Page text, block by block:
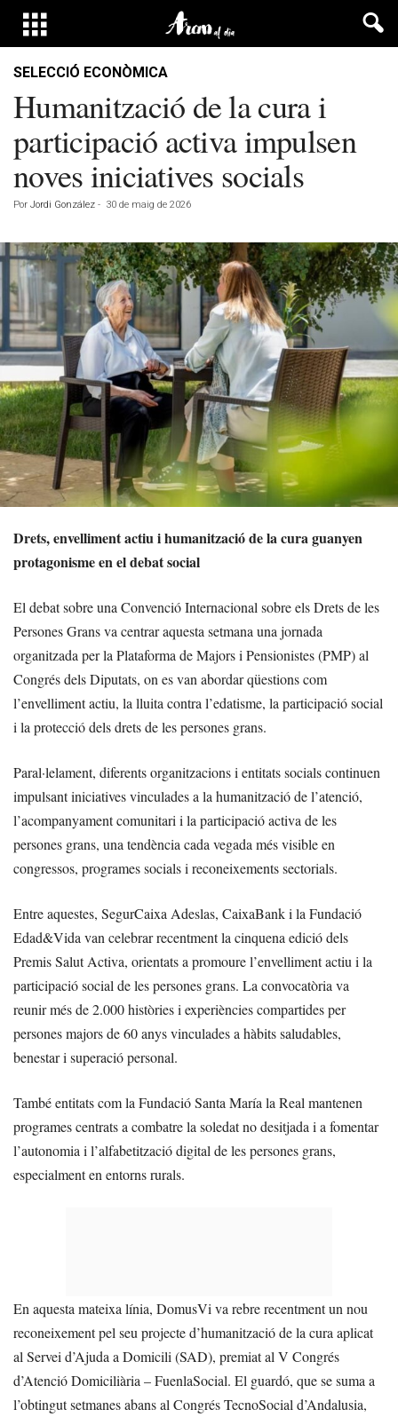
SELECCIÓ ECONÒMICA
Humanització de la cura i
participació activa impulsen
noves iniciatives socials
Por Jordi González - 30 de maig de 2026
Drets, envelliment actiu i humanització de la cura guanyen
protagonisme en el debat social
El debat sobre una Convenció Internacional sobre els Drets de les
Persones Grans va centrar aquesta setmana una jornada
organitzada per la Plataforma de Majors i Pensionistes (PMP) al
Congrés dels Diputats, on es van abordar qüestions com
l’envelliment actiu, la lluita contra l’edatisme, la participació social
i la protecció dels drets de les persones grans.
Paral·lelament, diferents organitzacions i entitats socials continuen
impulsant iniciatives vinculades a la humanització de l’atenció,
l’acompanyament comunitari i la participació activa de les
persones grans, una tendència cada vegada més visible en
congressos, programes socials i reconeixements sectorials.
Entre aquestes, SegurCaixa Adeslas, CaixaBank i la Fundació
Edad&Vida van celebrar recentment la cinquena edició dels
Premis Salut Activa, orientats a promoure l’envelliment actiu i la
participació social de les persones grans. La convocatòria va
reunir més de 2.000 històries i experiències compartides per
persones majors de 60 anys vinculades a hàbits saludables,
benestar i superació personal.
També entitats com la Fundació Santa María la Real mantenen
programes centrats a combatre la soledat no desitjada i a fomentar
l’autonomia i l’alfabetització digital de les persones grans,
especialment en entorns rurals.
En aquesta mateixa línia, DomusVi va rebre recentment un nou
reconeixement pel seu projecte d’humanització de la cura aplicat
al Servei d’Ajuda a Domicili (SAD), premiat al V Congrés
d’Atenció Domiciliària – FuenlaSocial. El guardó, que se suma a
l’obtingut setmanes abans al Congrés TecnoSocial d’Andalusia,